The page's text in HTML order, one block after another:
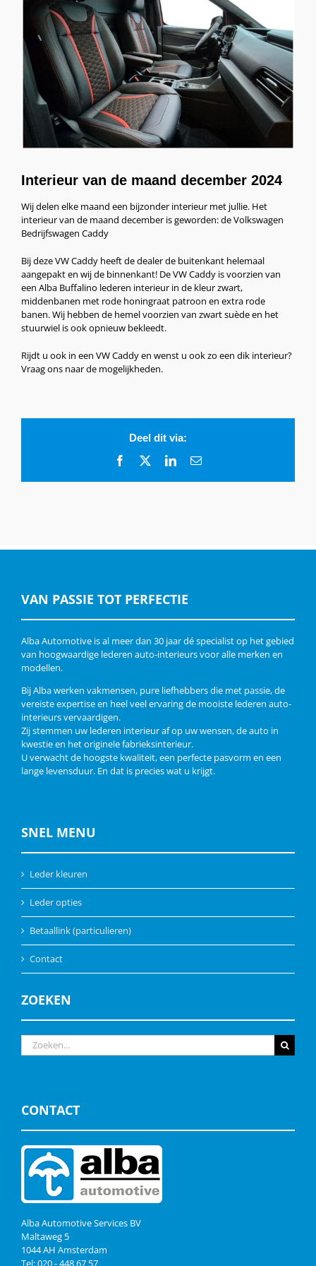
Interieur van de maand december 2024
Wij delen elke maand een bijzonder interieur met jullie. Het
interieur van de maand december is geworden: de Volkswagen
Bedrijfswagen Caddy
Bij deze VW Caddy heeft de dealer de buitenkant helemaal
aangepakt en wij de binnenkant! De VW Caddy is voorzien van
een Alba Buffalino lederen interieur in de kleur zwart,
middenbanen met rode honingraat patroon en extra rode
banen. Wij hebben de hemel voorzien van zwart suède en het
stuurwiel is ook opnieuw bekleedt.
Rijdt u ook in een VW Caddy en wenst u ook zo een dik interieur?
Vraag ons naar de mogelijkheden.
Deel dit via:
Facebook LinkedIn
E-
VAN PASSIE TOT PERFECTIE
Alba Automotive is al meer dan 30 jaar dé specialist op het gebied
van hoogwaardige lederen auto-interieurs voor alle merken en
modellen.
Bij Alba werken vakmensen, pure liefhebbers die met passie, de
vereiste expertise en heel veel ervaring de mooiste lederen auto-
interieurs vervaardigen.
Zij stemmen uw lederen interieur af op uw wensen, de auto in
kwestie en het originele fabrieksinterieur.
U verwacht de hoogste kwaliteit, een perfecte pasvorm en een
lange levensduur. En dat is precies wat u krijgt.
SNEL MENU
Leder kleuren
Leder opties
Betaallink (particulieren)
Contact
ZOEKEN
Zoeken
naar:
CONTACT
Alba Automotive Services BV
Maltaweg 5
1044 AH Amsterdam
Tel: 020 - 448 67 57